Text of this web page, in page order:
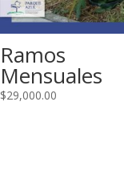
Ramos
Mensuales
$29,000.00